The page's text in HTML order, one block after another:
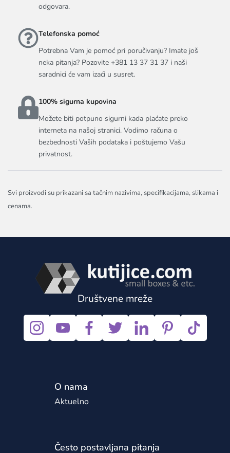
odgovara.
Telefonska pomoć
Potrebna Vam je pomoć pri poručivanju? Imate još
neka pitanja? Pozovite +381 13 37 31 37 i naši
saradnici će vam izaći u susret.
100% sigurna kupovina
Možete biti potpuno sigurni kada plaćate preko
interneta na našoj stranici. Vodimo računa o
bezbednosti Vaših podataka i poštujemo Vašu
privatnost.
Svi proizvodi su prikazani sa tačnim nazivima, specifikacijama, slikama i
cenama.
Društvene mreže
O nama
Aktuelno
Često postavljana pitanja